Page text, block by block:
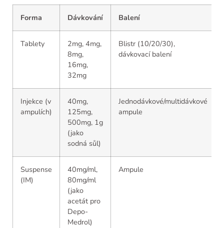
Forma Dávkování Balení
Tablety
2mg, 4mg,
8mg,
16mg,
32mg
Blistr (10/20/30),
dávkovací balení
Injekce (v
ampulích)
40mg,
125mg,
500mg, 1g
(jako
sodná sůl)
Jednodávkové/multidávkové
ampule
Suspense
(IM)
40mg/ml,
80mg/ml
(jako
acetát pro
Depo-
Medrol)
Ampule